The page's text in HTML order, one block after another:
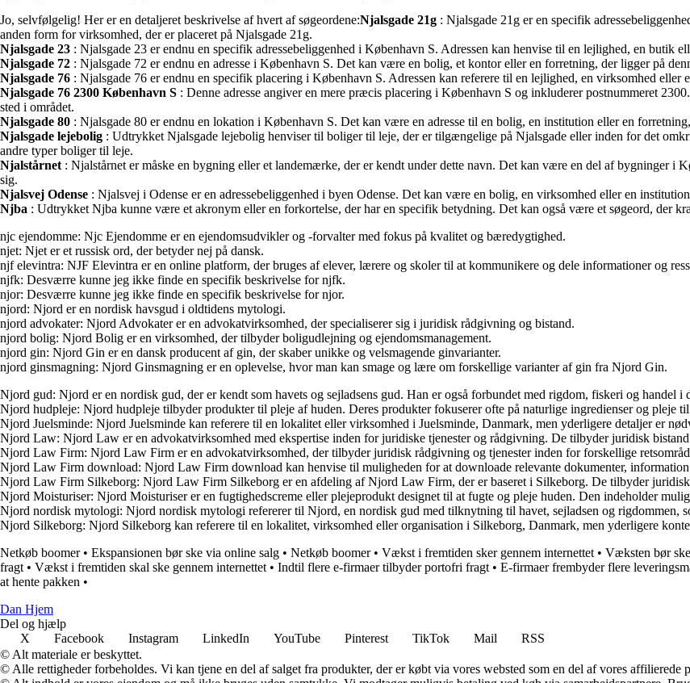
Jo, selvfølgelig! Her er en detaljeret beskrivelse af hvert af søgeordene:Njalsgade 21g : Njalsgade 21g er en specifik
anden form for virksomhed, der er placeret på Njalsgade 21g.
Njalsgade 23 : Njalsgade 23 er endnu en specifik adressebeliggenhed i København S. Adressen kan henvise til en lejlighed, en butik
Njalsgade 72 : Njalsgade 72 er endnu en adresse i København S. Det kan være en bolig, et kontor eller en forretning, der ligger på
Njalsgade 76 : Njalsgade 76 er endnu en specifik placering i København S. Adressen kan referere til en lejlighed, en virksomhed eller
Njalsgade 76 2300 København S : Denne adresse angiver en mere præcis placering i København S og inkluderer postnummeret
sted i området.
Njalsgade 80 : Njalsgade 80 er endnu en lokation i København S. Det kan være en adresse til en bolig, en institution eller en
Njalsgade lejebolig : Udtrykket Njalsgade lejebolig henviser til boliger til leje, der er tilgængelige på Njalsgade eller inden for det
andre typer boliger til leje.
Njalstårnet : Njalstårnet er måske en bygning eller et landemærke, der er kendt under dette navn. Det kan være en del af bygninger i
sig.
Njalsvej Odense : Njalsvej i Odense er en adressebeliggenhed i byen Odense. Det kan være en bolig, en virksomhed eller en
Njba : Udtrykket Njba kunne være et akronym eller en forkortelse, der har en specifik betydning. Det kan også være et søgeord, der
njc ejendomme: Njc Ejendomme er en ejendomsudvikler og -forvalter med fokus på kvalitet og bæredygtighed.
njet: Njet er et russisk ord, der betyder nej på dansk.
njf elevintra: NJF Elevintra er en online platform, der bruges af elever, lærere og skoler til at kommunikere og dele informationer og
njfk: Desværre kunne jeg ikke finde en specifik beskrivelse for njfk.
njor: Desværre kunne jeg ikke finde en specifik beskrivelse for njor.
njord: Njord er en nordisk havsgud i oldtidens mytologi.
njord advokater: Njord Advokater er en advokatvirksomhed, der specialiserer sig i juridisk rådgivning og bistand.
njord bolig: Njord Bolig er en virksomhed, der tilbyder boligudlejning og ejendomsmanagement.
njord gin: Njord Gin er en dansk producent af gin, der skaber unikke og velsmagende ginvarianter.
njord ginsmagning: Njord Ginsmagning er en oplevelse, hvor man kan smage og lære om forskellige varianter af gin fra Njord Gin.
Njord gud: Njord er en nordisk gud, der er kendt som havets og sejladsens gud. Han er også forbundet med rigdom, fiskeri og handel i
Njord hudpleje: Njord hudpleje tilbyder produkter til pleje af huden. Deres produkter fokuserer ofte på naturlige ingredienser og pleje
Njord Juelsminde: Njord Juelsminde kan referere til en lokalitet eller virksomhed i Juelsminde, Danmark, men yderligere detaljer er
Njord Law: Njord Law er en advokatvirksomhed med ekspertise inden for juridiske tjenester og rådgivning. De tilbyder juridisk
Njord Law Firm: Njord Law Firm er en advokatvirksomhed, der tilbyder juridisk rådgivning og tjenester inden for forskellige
Njord Law Firm download: Njord Law Firm download kan henvise til muligheden for at downloade relevante dokumenter,
Njord Law Firm Silkeborg: Njord Law Firm Silkeborg er en afdeling af Njord Law Firm, der er baseret i Silkeborg. De tilbyder
Njord Moisturiser: Njord Moisturiser er en fugtighedscreme eller plejeprodukt designet til at fugte og pleje huden. Den indeholder
Njord nordisk mytologi: Njord nordisk mytologi refererer til Njord, en nordisk gud med tilknytning til havet, sejladsen og rigdommen,
Njord Silkeborg: Njord Silkeborg kan referere til en lokalitet, virksomhed eller organisation i Silkeborg, Danmark, men yderligere
Netkøb boomer• Ekspansionen bør ske via online salg • Netkøb boomer• Vækst i fremtiden sker gennem internettet • Væksten bør
fragt • Vækst i fremtiden skal ske gennem internettet • Indtil flere e-firmaer tilbyder portofri fragt • E-firmaer frembyder flere
at hente pakken •
Dan Hjem
Del og hjælp
X
Facebook Instagram LinkedIn YouTube Pinterest TikTok Mail
RSS
© Alt materiale er beskyttet.
© Alle rettigheder forbeholdes. Vi kan tjene en del af salget fra produkter, der er købt via vores websted som en del af vores affilierede